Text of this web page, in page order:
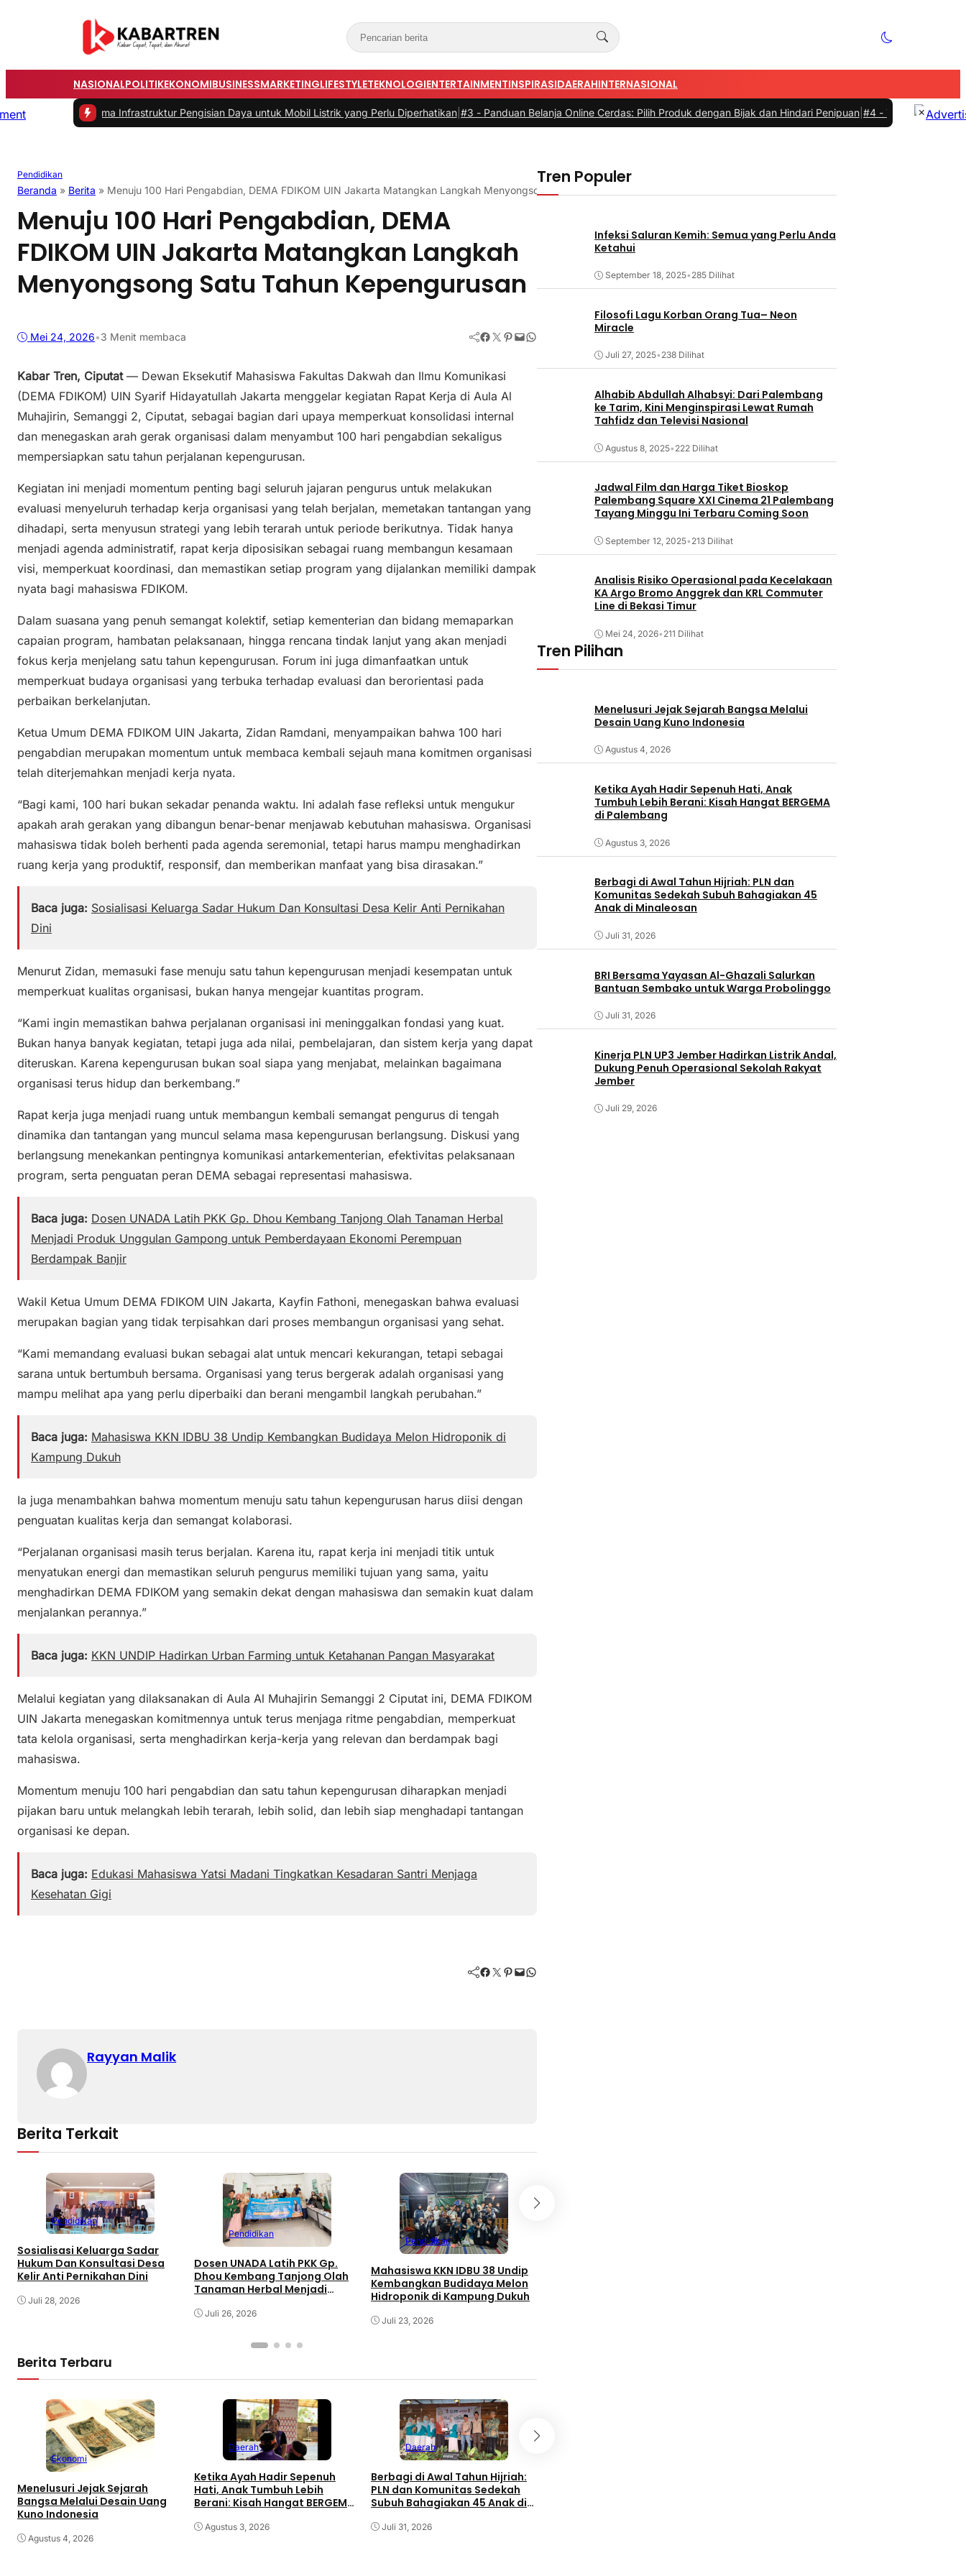
NASIONALPOLITIKEKONOMIBUSINESSMARKETINGLIFESTYLETEKNOLOGIENTERTAINMENTINSPIRASIDAERAHINTERNASIONAL
Utama Infrastruktur Pengisian Daya untuk Mobil Listrik yang Perlu Diperhatikan|#3 -Panduan Belanja Online Cerdas: Pilih Produk dengan Bijak dan Hindari Penipuan|#4 -Tips Memilih Sepatu
Pendidikan
Beranda » Berita » Menuju 100 Hari Pengabdian, DEMA FDIKOM UIN Jakarta Matangkan Langkah Menyongsong Satu Tahun Kepengurusan
Menuju 100 Hari Pengabdian, DEMA
FDIKOM UIN Jakarta Matangkan Langkah
Menyongsong Satu Tahun Kepengurusan
Mei 24, 2026•3 Menit membaca Facebook Twitter Pinterest Mail WhatsApp
Kabar Tren, Ciputat— Dewan Eksekutif Mahasiswa Fakultas Dakwah dan Ilmu Komunikasi
(DEMA FDIKOM) UIN Syarif Hidayatullah Jakarta menggelar kegiatan Rapat Kerja di Aula Al
Muhajirin, Semanggi 2, Ciputat, sebagai bagian dari upaya memperkuat konsolidasi internal
dan menegaskan arah gerak organisasi dalam menyambut 100 hari pengabdian sekaligus
mempersiapkan satu tahun perjalanan kepengurusan.
Kegiatan ini menjadi momentum penting bagi seluruh jajaran pengurus untuk melakukan
evaluasi menyeluruh terhadap kerja organisasi yang telah berjalan, memetakan tantangan yang
dihadapi, serta menyusun strategi yang lebih terarah untuk periode berikutnya. Tidak hanya
menjadi agenda administratif, rapat kerja diposisikan sebagai ruang membangun kesamaan
visi, memperkuat koordinasi, dan memastikan setiap program yang dijalankan memiliki dampak
nyata bagi mahasiswa FDIKOM.
Dalam suasana yang penuh semangat kolektif, setiap kementerian dan bidang memaparkan
capaian program, hambatan pelaksanaan, hingga rencana tindak lanjut yang akan menjadi
fokus kerja menjelang satu tahun kepengurusan. Forum ini juga dimanfaatkan untuk
memperkuat budaya organisasi yang terbuka terhadap evaluasi dan berorientasi pada
perbaikan berkelanjutan.
Ketua Umum DEMA FDIKOM UIN Jakarta, Zidan Ramdani, menyampaikan bahwa 100 hari
pengabdian merupakan momentum untuk membaca kembali sejauh mana komitmen organisasi
telah diterjemahkan menjadi kerja nyata.
“Bagi kami, 100 hari bukan sekadar penanda waktu. Ini adalah fase refleksi untuk mengukur
apakah arah gerakan yang dibangun benar-benar menjawab kebutuhan mahasiswa. Organisasi
mahasiswa tidak boleh berhenti pada agenda seremonial, tetapi harus mampu menghadirkan
ruang kerja yang produktif, responsif, dan memberikan manfaat yang bisa dirasakan.”
Baca juga: Sosialisasi Keluarga Sadar Hukum Dan Konsultasi Desa Kelir Anti Pernikahan
Dini
Menurut Zidan, memasuki fase menuju satu tahun kepengurusan menjadi kesempatan untuk
memperkuat kualitas organisasi, bukan hanya mengejar kuantitas program.
“Kami ingin memastikan bahwa perjalanan organisasi ini meninggalkan fondasi yang kuat.
Bukan hanya banyak kegiatan, tetapi juga ada nilai, pembelajaran, dan sistem kerja yang dapat
diteruskan. Karena kepengurusan bukan soal siapa yang menjabat, melainkan bagaimana
organisasi terus hidup dan berkembang.”
Rapat kerja juga menjadi ruang untuk membangun kembali semangat pengurus di tengah
dinamika dan tantangan yang muncul selama masa kepengurusan berlangsung. Diskusi yang
berlangsung menekankan pentingnya komunikasi antarkementerian, efektivitas pelaksanaan
program, serta penguatan peran DEMA sebagai representasi mahasiswa.
Baca juga: Dosen UNADA Latih PKK Gp. Dhou Kembang Tanjong Olah Tanaman Herbal
Menjadi Produk Unggulan Gampong untuk Pemberdayaan Ekonomi Perempuan
Berdampak Banjir
Wakil Ketua Umum DEMA FDIKOM UIN Jakarta, Kayfin Fathoni, menegaskan bahwa evaluasi
merupakan bagian yang tidak terpisahkan dari proses membangun organisasi yang sehat.
“Kami memandang evaluasi bukan sebagai alat untuk mencari kekurangan, tetapi sebagai
sarana untuk bertumbuh bersama. Organisasi yang terus bergerak adalah organisasi yang
mampu melihat apa yang perlu diperbaiki dan berani mengambil langkah perubahan.”
Baca juga: Mahasiswa KKN IDBU 38 Undip Kembangkan Budidaya Melon Hidroponik di
Kampung Dukuh
Ia juga menambahkan bahwa momentum menuju satu tahun kepengurusan harus diisi dengan
penguatan kualitas kerja dan semangat kolaborasi.
“Perjalanan organisasi masih terus berjalan. Karena itu, rapat kerja ini menjadi titik untuk
menyatukan energi dan memastikan seluruh pengurus memiliki tujuan yang sama, yaitu
menghadirkan DEMA FDIKOM yang semakin dekat dengan mahasiswa dan semakin kuat dalam
menjalankan perannya.”
Baca juga: KKN UNDIP Hadirkan Urban Farming untuk Ketahanan Pangan Masyarakat
Melalui kegiatan yang dilaksanakan di Aula Al Muhajirin Semanggi 2 Ciputat ini, DEMA FDIKOM
UIN Jakarta menegaskan komitmennya untuk terus menjaga ritme pengabdian, memperkuat
tata kelola organisasi, serta menghadirkan kerja-kerja yang relevan dan berdampak bagi
mahasiswa.
Momentum menuju 100 hari pengabdian dan satu tahun kepengurusan diharapkan menjadi
pijakan baru untuk melangkah lebih terarah, lebih solid, dan lebih siap menghadapi tantangan
organisasi ke depan.
Baca juga: Edukasi Mahasiswa Yatsi Madani Tingkatkan Kesadaran Santri Menjaga
Kesehatan Gigi
Facebook Twitter Pinterest Mail WhatsApp
Rayyan Malik
Berita Terkait
Pendidikan
Sosialisasi Keluarga Sadar
Hukum Dan Konsultasi Desa
Kelir Anti Pernikahan Dini
Juli 28, 2026
Pendidikan
Dosen UNADA Latih PKK Gp.
Dhou Kembang Tanjong Olah
Tanaman Herbal Menjadi
untuk Pemberdayaan Ekonomi
Juli 26, 2026
Pendidikan
Mahasiswa KKN IDBU 38 Undip
Kembangkan Budidaya Melon
Hidroponik di Kampung Dukuh
Juli 23, 2026
Berita Terbaru
Ekonomi
Menelusuri Jejak Sejarah
Bangsa Melalui Desain Uang
Kuno Indonesia
Agustus 4, 2026
Daerah
Ketika Ayah Hadir Sepenuh
Hati, Anak Tumbuh Lebih
Berani: Kisah Hangat BERGEMA
Agustus 3, 2026
Daerah
Berbagi di Awal Tahun Hijriah:
PLN dan Komunitas Sedekah
Subuh Bahagiakan 45 Anak di
Juli 31, 2026
Tren Populer
Infeksi Saluran Kemih: Semua yang Perlu Anda
Ketahui
September 18, 2025• 285 Dilihat
Filosofi Lagu Korban Orang Tua– Neon
Miracle
Juli 27, 2025• 238 Dilihat
Alhabib Abdullah Alhabsyi: Dari Palembang
ke Tarim, Kini Menginspirasi Lewat Rumah
Tahfidz dan Televisi Nasional
Agustus 8, 2025• 222 Dilihat
Jadwal Film dan Harga Tiket Bioskop
Palembang Square XXI Cinema 21 Palembang
Tayang Minggu Ini Terbaru Coming Soon
September 12, 2025• 213 Dilihat
Analisis Risiko Operasional pada Kecelakaan
KA Argo Bromo Anggrek dan KRL Commuter
Line di Bekasi Timur
Mei 24, 2026• 211 Dilihat
Tren Pilihan
Menelusuri Jejak Sejarah Bangsa Melalui
Desain Uang Kuno Indonesia
Agustus 4, 2026
Ketika Ayah Hadir Sepenuh Hati, Anak
Tumbuh Lebih Berani: Kisah Hangat BERGEMA
di Palembang
Agustus 3, 2026
Berbagi di Awal Tahun Hijriah: PLN dan
Komunitas Sedekah Subuh Bahagiakan 45
Anak di Minaleosan
Juli 31, 2026
BRI Bersama Yayasan Al-Ghazali Salurkan
Bantuan Sembako untuk Warga Probolinggo
Juli 31, 2026
Kinerja PLN UP3 Jember Hadirkan Listrik Andal,
Dukung Penuh Operasional Sekolah Rakyat
Jember
Juli 29, 2026
×